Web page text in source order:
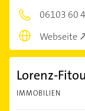
06103 60
Webseite
Lorenz-
IMMOBILIEN